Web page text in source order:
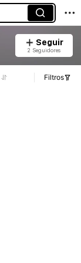
Seguir
2 Seguidores
Filtros